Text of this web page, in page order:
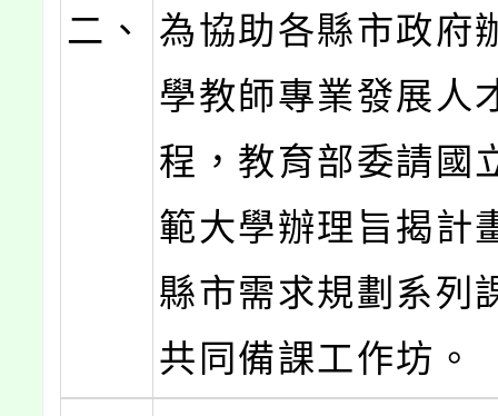
二、
為協助各縣市政府
學教師專業發展人
程，教育部委請國
範大學辦理旨揭計
縣市需求規劃系列
共同備課工作坊。